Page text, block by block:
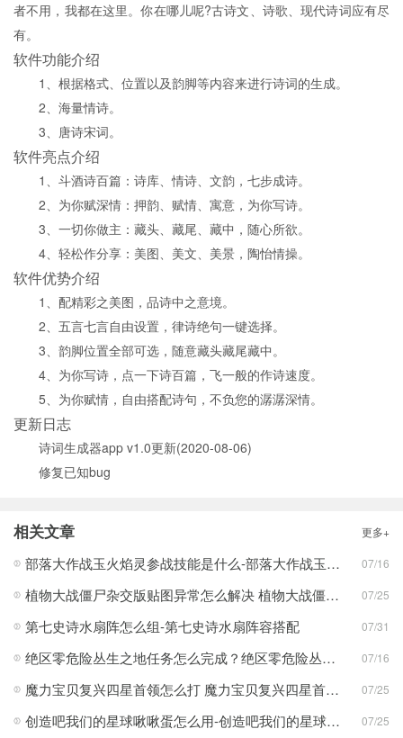
者不用，我都在这里。你在哪儿呢?古诗文、诗歌、现代诗词应有尽
有。
软件功能介绍
1、根据格式、位置以及韵脚等内容来进行诗词的生成。
2、海量情诗。
3、唐诗宋词。
软件亮点介绍
1、斗酒诗百篇：诗库、情诗、文韵，七步成诗。
2、为你赋深情：押韵、赋情、寓意，为你写诗。
3、一切你做主：藏头、藏尾、藏中，随心所欲。
4、轻松作分享：美图、美文、美景，陶怡情操。
软件优势介绍
1、配精彩之美图，品诗中之意境。
2、五言七言自由设置，律诗绝句一键选择。
3、韵脚位置全部可选，随意藏头藏尾藏中。
4、为你写诗，点一下诗百篇，飞一般的作诗速度。
5、为你赋情，自由搭配诗句，不负您的潺潺深情。
更新日志
诗词生成器app v1.0更新(2020-08-06)
修复已知bug
相关文章 更多+
部落大作战玉火焰灵参战技能是什么-部落大作战玉火焰灵参战技能合集 07/16
植物大战僵尸杂交版贴图异常怎么解决 植物大战僵尸杂交版贴图异常教程 07/25
第七史诗水扇阵怎么组-第七史诗水扇阵容搭配 07/31
绝区零危险丛生之地任务怎么完成？绝区零危险丛生之地任务完成攻略 07/16
魔力宝贝复兴四星首领怎么打 魔力宝贝复兴四星首领打法合集 07/25
创造吧我们的星球啾啾蛋怎么用-创造吧我们的星球啾啾蛋使用攻略 07/25